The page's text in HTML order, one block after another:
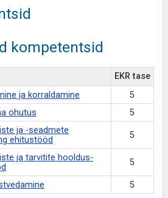
kompetentsid
EKR tase
ja korraldamine
5
ohutus 5
ja -seadmete
ehitustööd
5
ja tarvitite hooldus-
5
5